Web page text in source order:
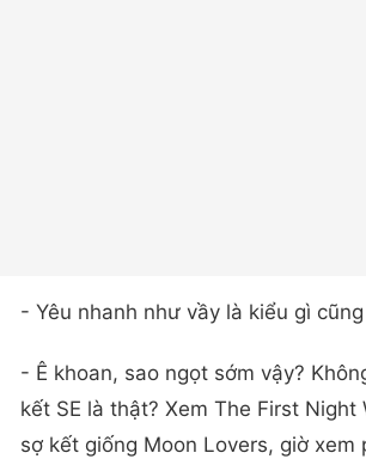
- Yêu nhanh như vầy là kiểu gì
- Ê khoan, sao ngọt sớm vậy?
kết SE là thật? Xem The First Night
sợ kết giống Moon Lovers, giờ xem